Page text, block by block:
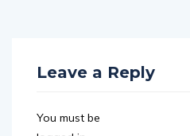
Leave a Reply
You must be